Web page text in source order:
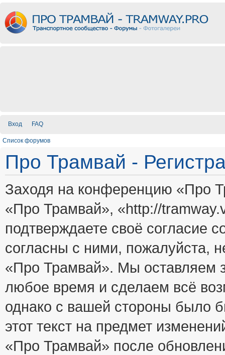
Вход FAQ
Список форумов
Про Трамвай -
Заходя на конференцию «Про
«Про Трамвай», «http://
подтверждаете своё
согласны с ними, пожалуйста,
«Про Трамвай». Мы оставляем
любое время и сделаем всё
однако с вашей стороны было
этот текст на предмет
«Про Трамвай» после